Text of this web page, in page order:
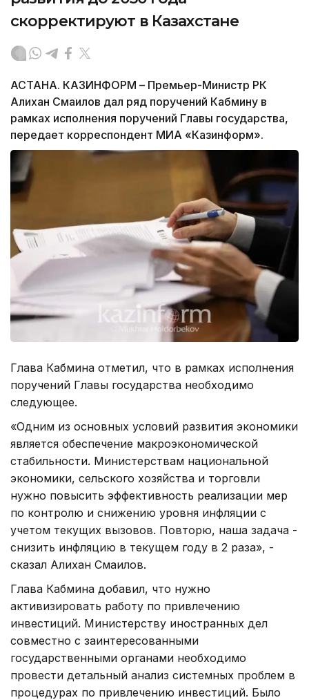
скорректируют в Казахстане
АСТАНА. КАЗИНФОРМ – Премьер-Министр РК
Алихан Смаилов дал ряд поручений Кабмину в
рамках исполнения поручений Главы государства,
передает корреспондент МИА «Казинформ».
Глава Кабмина отметил, что в рамках исполнения
поручений Главы государства необходимо
следующее.
«Одним из основных условий развития экономики
является обеспечение макроэкономической
стабильности. Министерствам национальной
экономики, сельского хозяйства и торговли
нужно повысить эффективность реализации мер
по контролю и снижению уровня инфляции с
учетом текущих вызовов. Повторю, наша задача -
снизить инфляцию в текущем году в 2 раза», -
сказал Алихан Смаилов.
Глава Кабмина добавил, что нужно
активизировать работу по привлечению
инвестиций. Министерству иностранных дел
совместно с заинтересованными
государственными органами необходимо
провести детальный анализ системных проблем в
процедурах по привлечению инвестиций. Было